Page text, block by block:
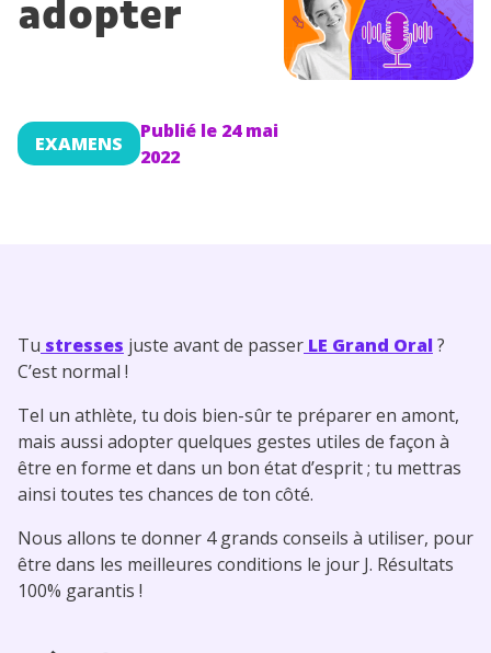
Conseils pour les parents
adopter
EXAMENS
Publié le 24 mai
2022
Tu stresses juste avant de passer LE Grand Oral ?
C’est normal !
Tel un athlète, tu dois bien-sûr te préparer en amont,
mais aussi adopter quelques gestes utiles de façon à
être en forme et dans un bon état d’esprit ; tu mettras
ainsi toutes tes chances de ton côté.
Nous allons te donner 4 grands conseils à utiliser, pour
être dans les meilleures conditions le jour J. Résultats
100% garantis !